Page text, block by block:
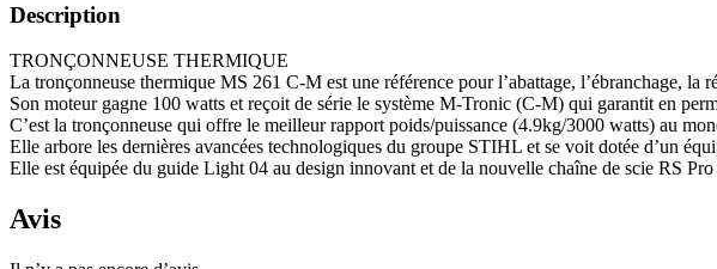
Description
TRONÇONNEUSE THERMIQUE
La tronçonneuse thermique MS 261 C-M est une référence pour l’abattage, l’ébranchage, la
Son moteur gagne 100 watts et reçoit de série le système M-Tronic (C-M) qui garantit en
C’est la tronçonneuse qui offre le meilleur rapport poids/puissance (4.9kg/3000 watts) au
Elle arbore les dernières avancées technologiques du groupe STIHL et se voit dotée d’un
Elle est équipée du guide Light 04 au design innovant et de la nouvelle chaîne de scie RS
Avis